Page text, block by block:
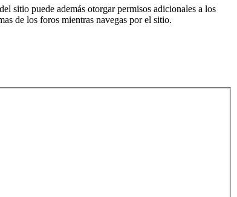
sitio puede además otorgar permisos adicionales a los
de los foros mientras navegas por el sitio.